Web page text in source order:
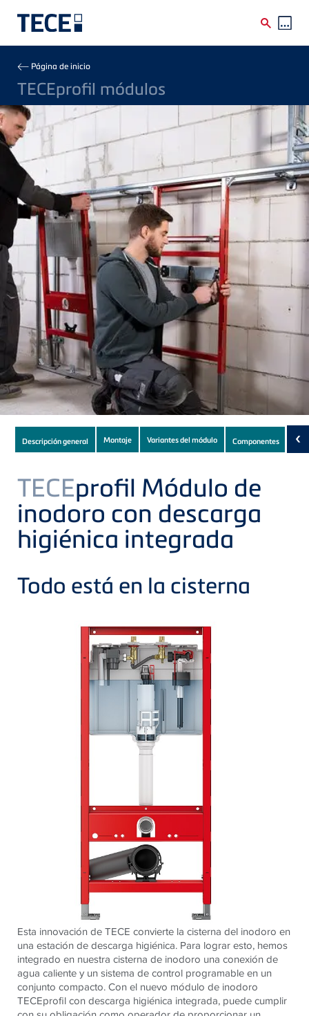
Breadcrumb
Página de inicio
TECEprofil módulos
Subnavigation
of
current
Product
Descripción general Montaje Variantes del módulo Componentes ‹
TECEprofil Módulo de
inodoro con descarga
higiénica integrada
Todo está en la cisterna
Esta innovación de TECE convierte la cisterna del inodoro en
una estación de descarga higiénica. Para lograr esto, hemos
integrado en nuestra cisterna de inodoro una conexión de
agua caliente y un sistema de control programable en un
conjunto compacto. Con el nuevo módulo de inodoro
TECEprofil con descarga higiénica integrada, puede cumplir